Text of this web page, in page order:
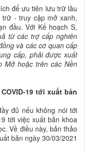
để ưu tiên lưu trữ lâu
- truy cập mở xanh,
đầu. Với Kế hoạch S,
từ các trợ cấp nghiên
và các cơ quan cấp
cấp, phải được xuất
Mở hoặc trên các Nền
19 tới xuất bản
đủ nếu không nói tới
tới việc xuất bản khoa
Về điều này, bản thảo
bản ngày 30/03/2021